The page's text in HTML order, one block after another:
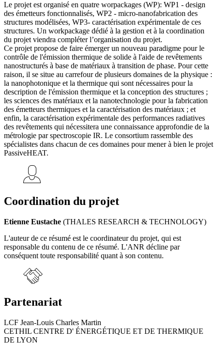
Le projet est organisé en quatre worpackages (WP): WP1 - design
des émetteurs fonctionnalisés, WP2 - micro-nanofabrication des
structures modélisées, WP3- caractérisation expérimentale de ces
structures. Un workpackage dédié à la gestion et à la coordination
du projet viendra compléter l’organisation du projet.
Ce projet propose de faire émerger un nouveau paradigme pour le
contrôle de l'émission thermique de solide à l'aide de revêtements
nanostructurés à base de matériaux à transition de phase. Pour cette
raison, il se situe au carrefour de plusieurs domaines de la physique :
la nanophotonique et la thermique qui sont nécessaires pour la
description de l'émission thermique et la conception des structures ;
les sciences des matériaux et la nanotechnologie pour la fabrication
des émetteurs thermiques et la caractérisation des matériaux ; et
enfin, la caractérisation expérimentale des performances radiatives
des revêtements qui nécessitera une connaissance approfondie de la
métrologie par spectroscopie IR. Le consortium rassemble des
spécialistes dans chacun de ces domaines pour mener à bien le projet
PassiveHEAT.
Coordination du projet
Etienne Eustache (THALES RESEARCH & TECHNOLOGY)
L'auteur de ce résumé est le coordinateur du projet, qui est
responsable du contenu de ce résumé. L'ANR décline par
conséquent toute responsabilité quant à son contenu.
Partenariat
LCF Jean-Louis Charles Martin
CETHIL CENTRE D' ÉNERGÉTIQUE ET DE THERMIQUE
DE LYON